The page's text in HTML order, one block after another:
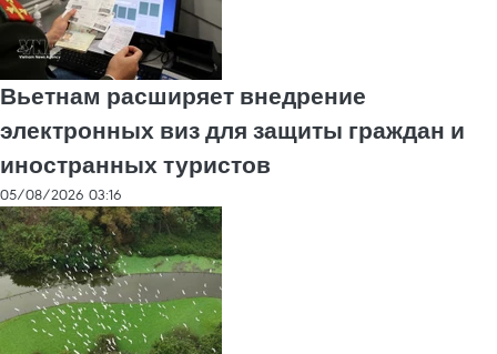
Вьетнам расширяет внедрение
электронных виз для защиты граждан и
иностранных туристов
05/08/2026 03:16